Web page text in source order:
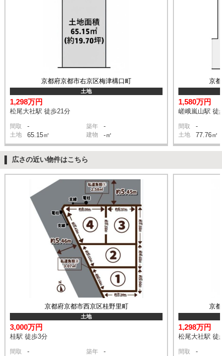
京都府京都市右京区梅津構口町
土地
1,298万円
松尾大社駅 徒歩21分
間取 - 築年 -
土地 65.15㎡ 建物 -㎡
京
1,580万円
嵯峨嵐山駅 徒
間取 -
土地 77.76㎡
広さの近い物件はこちら
京都府京都市西京区桂野里町
土地
3,000万円
桂駅 徒歩3分
間取 - 築年 -
京
1,298万円
松尾大社駅 徒
間取 -